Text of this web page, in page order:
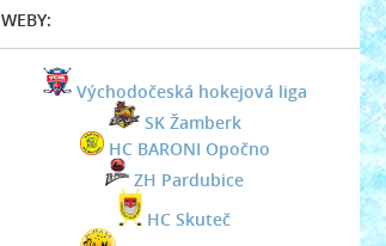
WEBY:
Východočeská hokejová liga
SK Žamberk
HC BARONI Opočno
ZH Pardubice
HC Skuteč